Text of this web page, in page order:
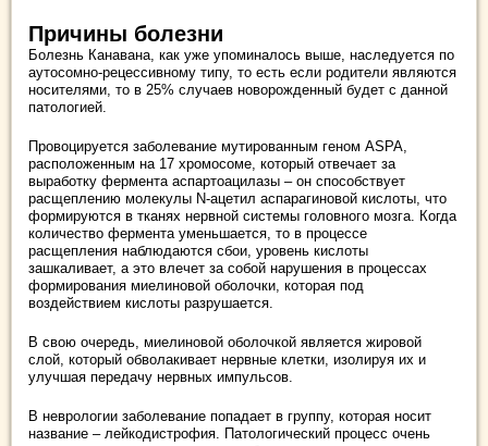
Причины болезни
Болезнь Канавана, как уже упоминалось выше, наследуется по
аутосомно-рецессивному типу, то есть если родители являются
носителями, то в 25% случаев новорожденный будет с данной
патологией.
Провоцируется заболевание мутированным геном ASPA,
расположенным на 17 хромосоме, который отвечает за
выработку фермента аспартоацилазы – он способствует
расщеплению молекулы N-ацетил аспарагиновой кислоты, что
формируются в тканях нервной системы головного мозга. Когда
количество фермента уменьшается, то в процессе
расщепления наблюдаются сбои, уровень кислоты
зашкаливает, а это влечет за собой нарушения в процессах
формирования миелиновой оболочки, которая под
воздействием кислоты разрушается.
В свою очередь, миелиновой оболочкой является жировой
слой, который обволакивает нервные клетки, изолируя их и
улучшая передачу нервных импульсов.
В неврологии заболевание попадает в группу, которая носит
название – лейкодистрофия. Патологический процесс очень